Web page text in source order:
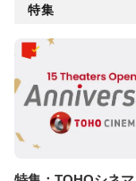
特集